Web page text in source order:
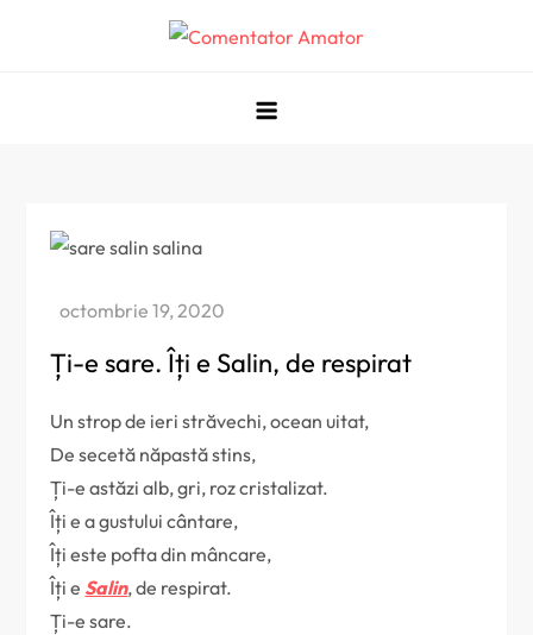
Ți-e sare. Îți e Salin, de respirat
Un strop de ieri străvechi, ocean uitat,
De secetă năpastă stins,
Ți-e astăzi alb, gri, roz cristalizat.
Îți e a gustului cântare,
Îți este pofta din mâncare,
Îți e Salin, de respirat.
Ți-e sare.